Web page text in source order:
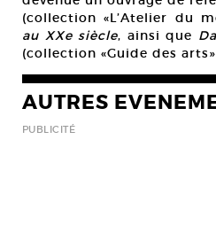
(collection «L’Atelier du
au XXe siècle, ainsi que
(collection «Guide des
AUTRES
PUBLICITÉ